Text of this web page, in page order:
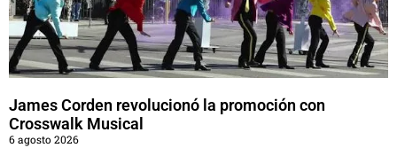
James Corden revolucionó la promoción con
Crosswalk Musical
6 agosto 2026